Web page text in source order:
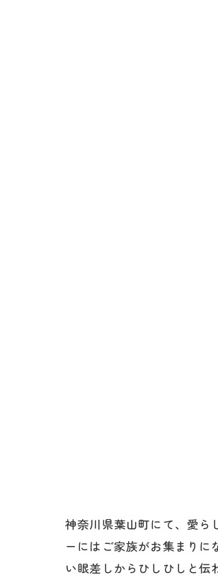
神奈川県葉山町にて、愛ら
ーにはご家族がお集まり
い眼差しからひしひしと